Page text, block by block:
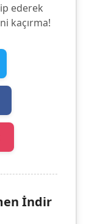
ederek
kaçırma!
İndir